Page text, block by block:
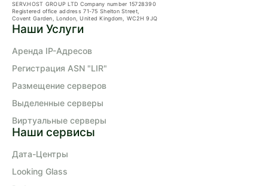
SERV.HOST GROUP LTD Company number 15728390
Registered office address 71-75 Shelton Street,
Covent Garden, London, United Kingdom, WC2H 9JQ
Наши Услуги
Аренда IP-Адресов
Регистрация ASN "LIR"
Размещение серверов
Выделенные серверы
Виртуальные серверы
Наши сервисы
Дата-Центры
Looking Glass